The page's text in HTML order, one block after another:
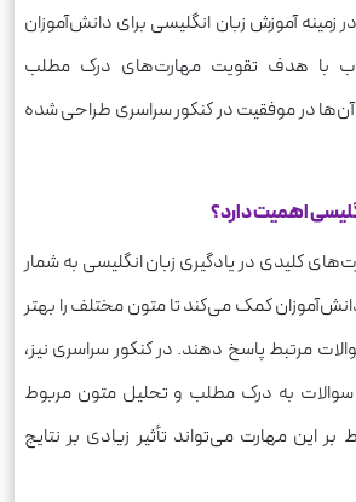
زمینه آموزش زبان انگلیسی برای دانش‌آموزان
با هدف تقویت مهارت‌های درک مطلب
در موفقیت در کنکور سراسری طراحی شده
اهمیت دارد؟
کلیدی در یادگیری زبان انگلیسی به شمار
کمک می‌کند تا متون مختلف را بهتر
مرتبط پاسخ دهند. در کنکور سراسری نیز،
به درک مطلب و تحلیل متون مربوط
بر این مهارت می‌تواند تأثیر زیادی بر نتایج